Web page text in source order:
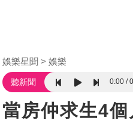
娛樂星聞 娛樂
聽新聞 0:00
當房仲求生4